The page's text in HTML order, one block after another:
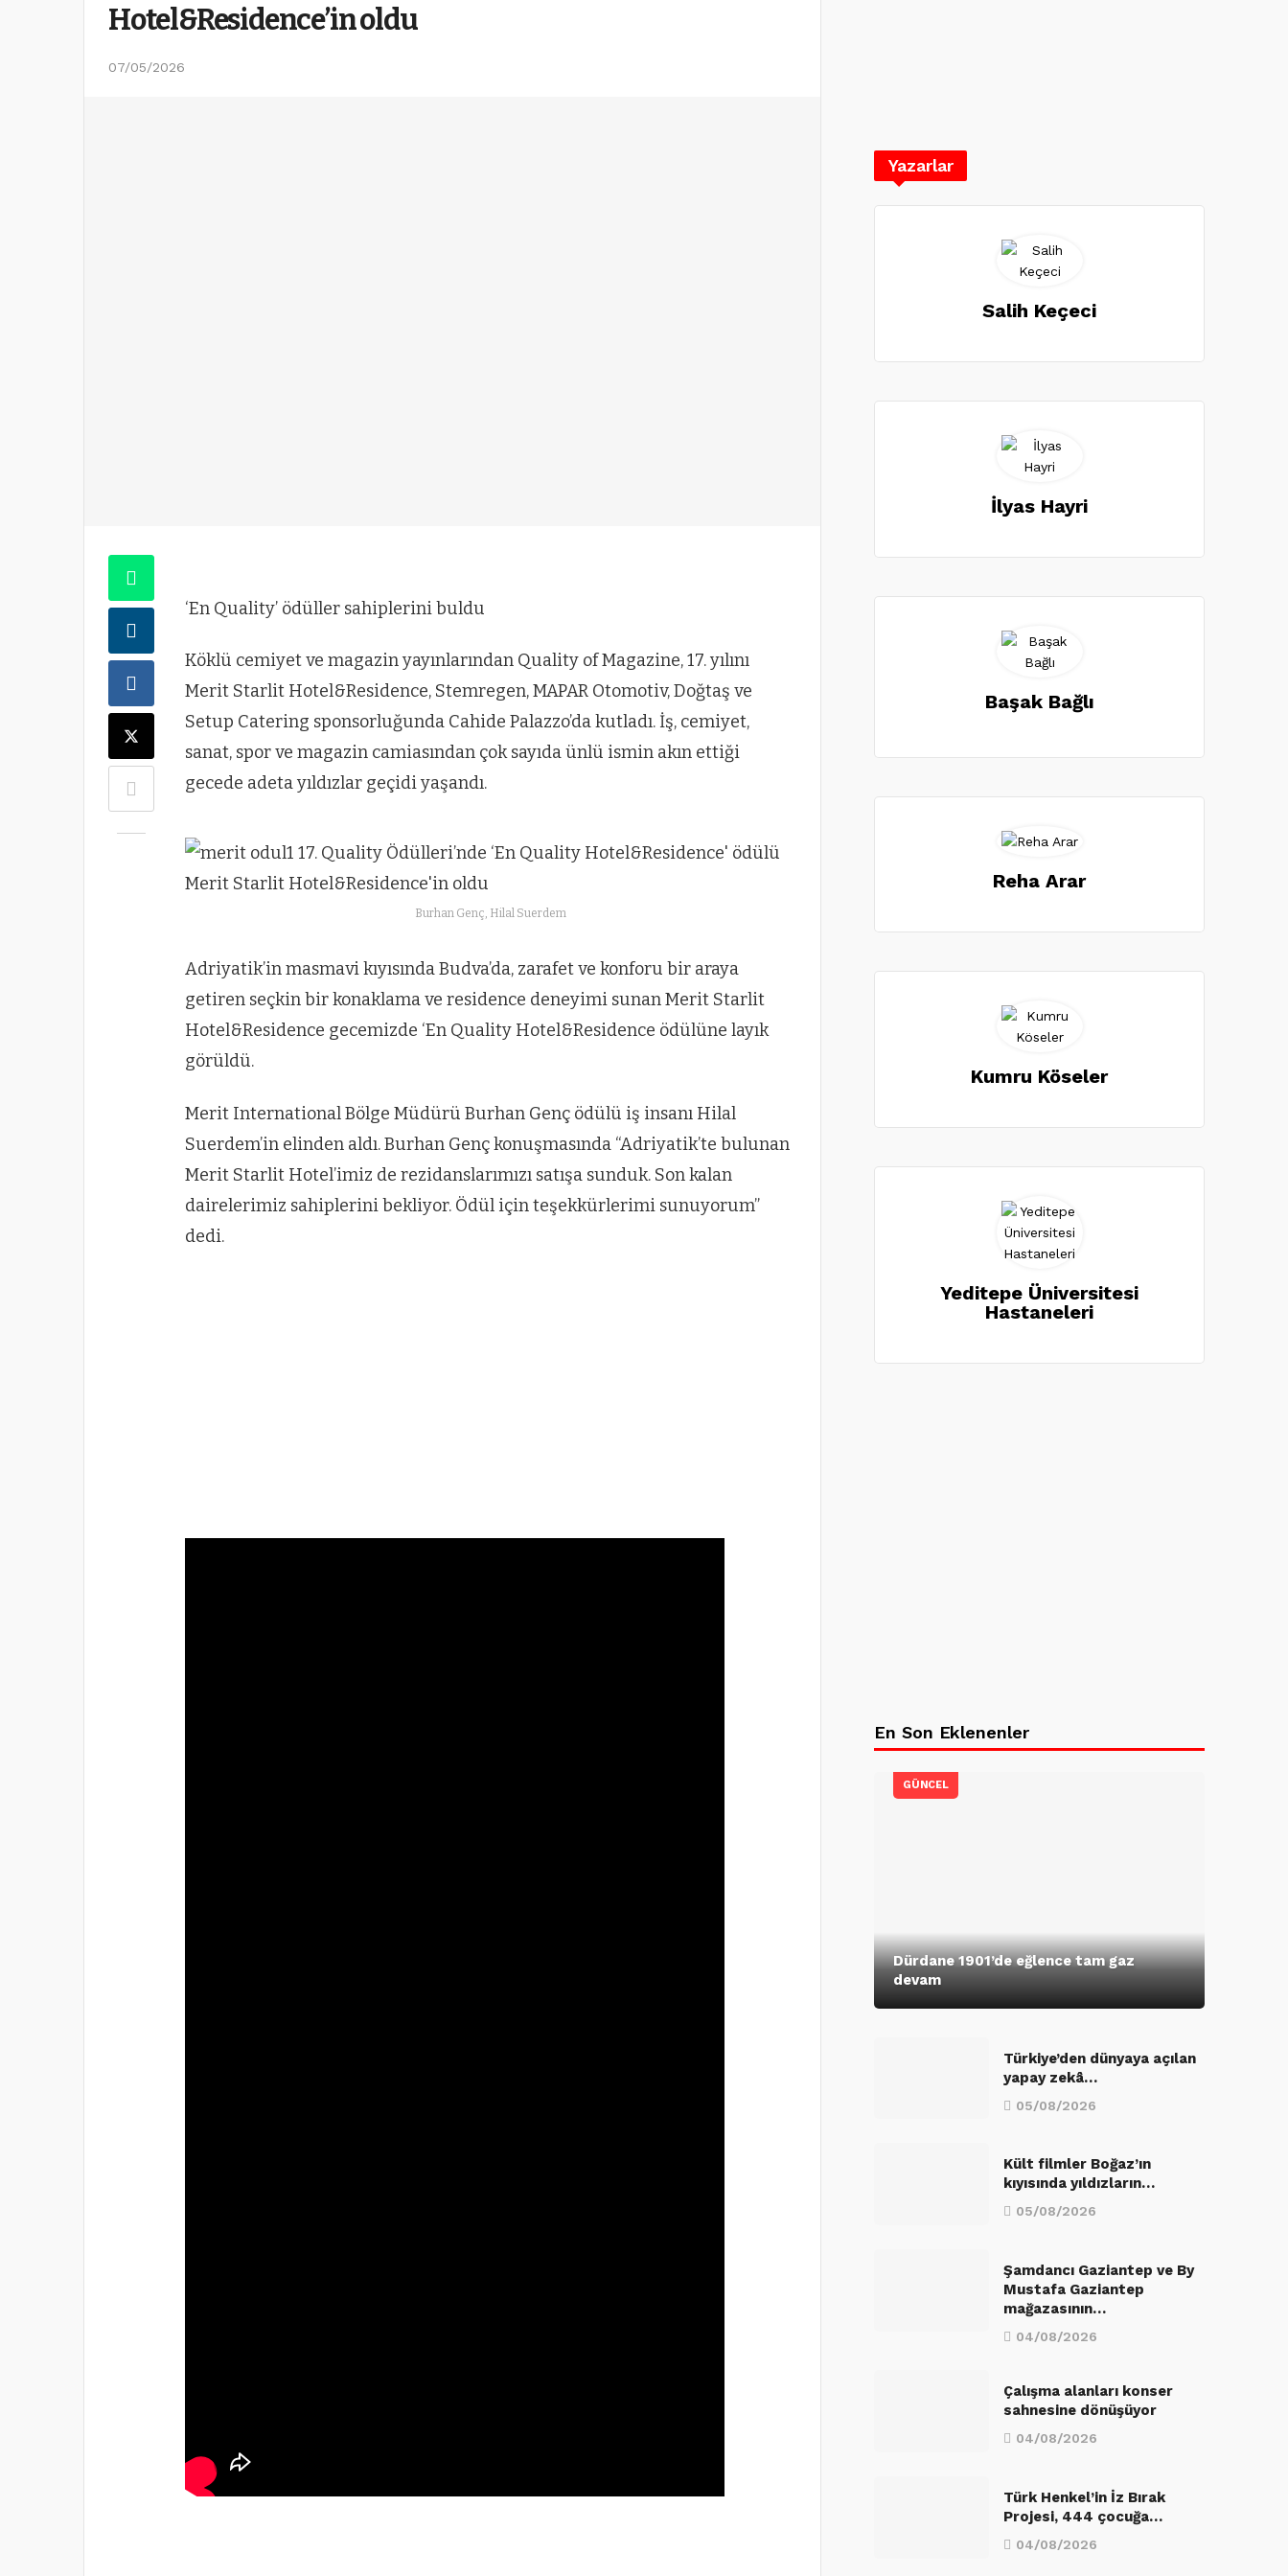
Hotel&Residence’in oldu
07/05/2026
‘En Quality’ ödüller sahiplerini buldu
Köklü cemiyet ve magazin yayınlarından Quality of Magazine, 17. yılını
Merit Starlit Hotel&Residence, Stemregen, MAPAR Otomotiv, Doğtaş ve
Setup Catering sponsorluğunda Cahide Palazzo’da kutladı. İş, cemiyet,
sanat, spor ve magazin camiasından çok sayıda ünlü ismin akın ettiği
gecede adeta yıldızlar geçidi yaşandı.
Burhan Genç, Hilal Suerdem
Adriyatik’in masmavi kıyısında Budva’da, zarafet ve konforu bir araya
getiren seçkin bir konaklama ve residence deneyimi sunan Merit Starlit
Hotel&Residence gecemizde ‘En Quality Hotel&Residence ödülüne layık
görüldü.
Merit International Bölge Müdürü Burhan Genç ödülü iş insanı Hilal
Suerdem’in elinden aldı. Burhan Genç konuşmasında “Adriyatik’te bulunan
Merit Starlit Hotel’imiz de rezidanslarımızı satışa sunduk. Son kalan
dairelerimiz sahiplerini bekliyor. Ödül için teşekkürlerimi sunuyorum”
dedi.
Yazarlar
Salih Keçeci
İlyas Hayri
Başak Bağlı
Reha Arar
Kumru Köseler
Yeditepe Üniversitesi
Hastaneleri
En Son Eklenenler
GÜNCEL
Dürdane 1901’de eğlence tam gaz
devam
Türkiye’den dünyaya açılan
yapay zekâ…
05/08/2026
Kült filmler Boğaz’ın
kıyısında yıldızların…
05/08/2026
Şamdancı Gaziantep ve By
Mustafa Gaziantep
mağazasının…
04/08/2026
Çalışma alanları konser
sahnesine dönüşüyor
04/08/2026
Türk Henkel’in İz Bırak
Projesi, 444 çocuğa…
04/08/2026